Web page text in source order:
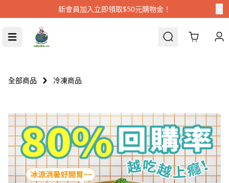
新會員加入立即領取$50元購物金！
Cart
全部商品 冷凍商品